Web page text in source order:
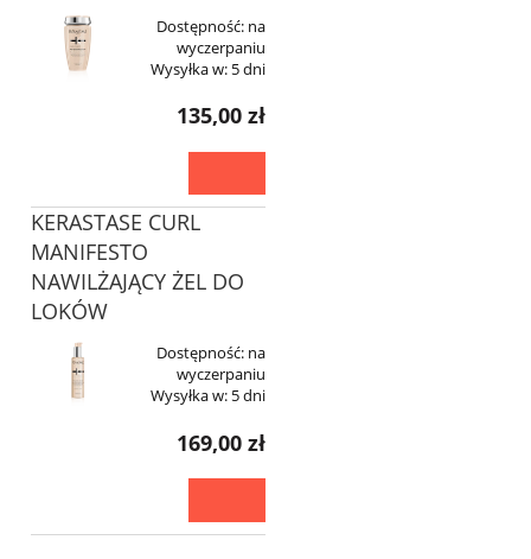
Dostępność: na
wyczerpaniu
Wysyłka w: 5 dni
135,00 zł
KERASTASE CURL
MANIFESTO
NAWILŻAJĄCY ŻEL DO
LOKÓW
Dostępność: na
wyczerpaniu
Wysyłka w: 5 dni
169,00 zł